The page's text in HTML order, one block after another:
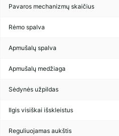
Pavaros mechanizmų skaičius
Rėmo spalva
Apmušalų spalva
Apmušalų medžiaga
Sėdynės užpildas
Ilgis visiškai išskleistus
Reguliuojamas aukštis